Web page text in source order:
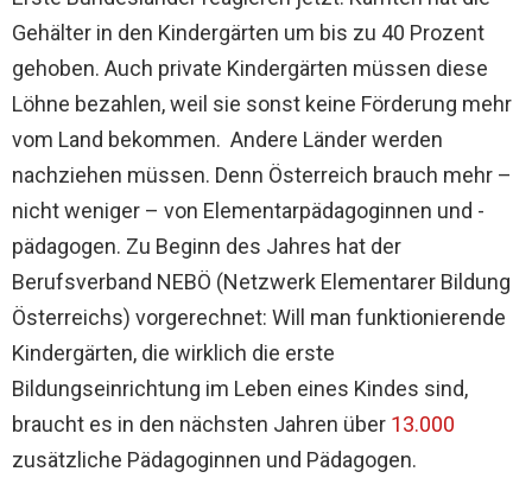
Gehälter in den Kindergärten um bis zu 40 Prozent
gehoben. Auch private Kindergärten müssen diese
Löhne bezahlen, weil sie sonst keine Förderung mehr
vom Land bekommen. Andere Länder werden
nachziehen müssen. Denn Österreich brauch mehr –
nicht weniger – von Elementarpädagoginnen und -
pädagogen. Zu Beginn des Jahres hat der
Berufsverband NEBÖ (Netzwerk Elementarer Bildung
Österreichs) vorgerechnet: Will man funktionierende
Kindergärten, die wirklich die erste
Bildungseinrichtung im Leben eines Kindes sind,
braucht es in den nächsten Jahren über 13.000
zusätzliche Pädagoginnen und Pädagogen.